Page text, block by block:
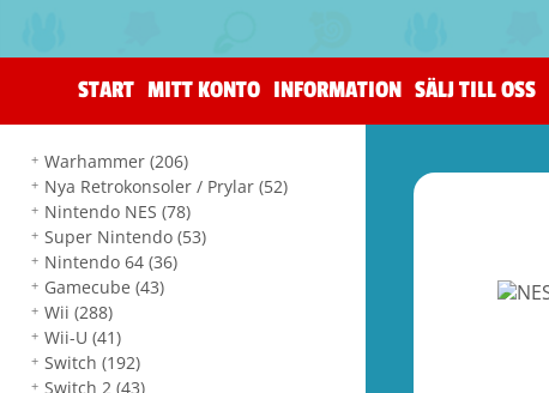
START MITT KONTO INFORMATION SÄLJ TILL OSS
Warhammer(206)
Nya Retrokonsoler / Prylar(52)
Nintendo NES(78)
Super Nintendo(53)
Nintendo 64(36)
Gamecube(43)
Wii(288)
Wii-U(41)
Switch(192)
Switch 2(43)